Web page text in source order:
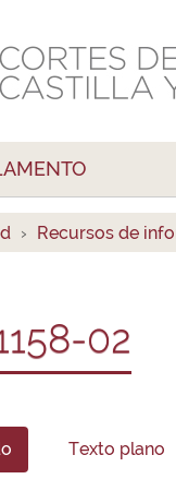
Recursos de
02
Texto plano